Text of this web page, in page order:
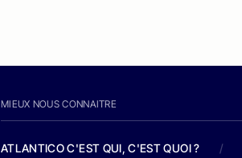
MIEUX NOUS CONNAITRE
ATLANTICO C'EST QUI, C'EST QUOI ? /